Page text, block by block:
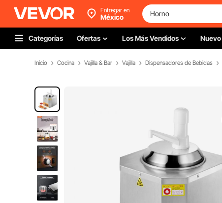
Entregar en
México
Categorías Ofertas Los Más Vendidos Nuevo
Inicio Cocina Vajilla & Bar Vajilla Dispensadores de Bebidas